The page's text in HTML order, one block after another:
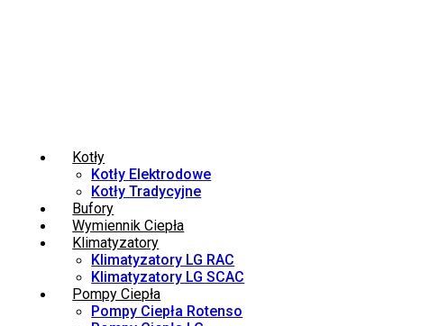
Kotły
Kotły Elektrodowe
Kotły Tradycyjne
Bufory
Wymiennik Ciepła
Klimatyzatory
Klimatyzatory LG RAC
Klimatyzatory LG SCAC
Pompy Ciepła
Pompy Ciepła Rotenso